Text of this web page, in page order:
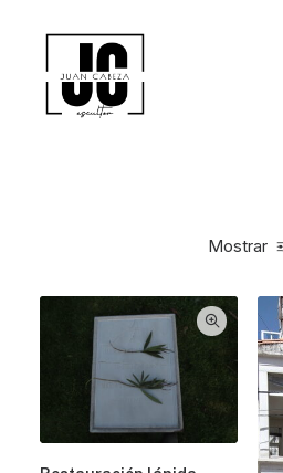
Mostrar